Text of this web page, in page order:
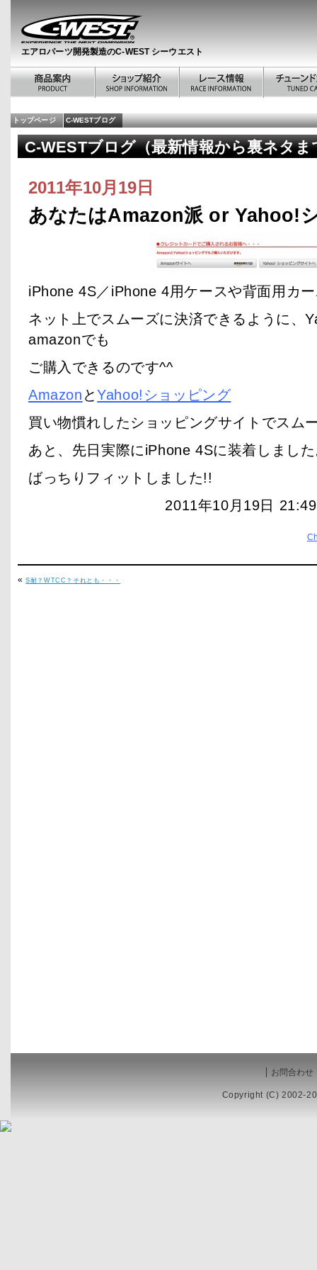
エアロパーツ開発製造のC-WEST シーウエスト
トップページ C-WESTブログ
C-WESTブログ（最新情報から裏ネタま
2011年10月19日
あなたはAmazon派 or Yahoo!
iPhone 4S／iPhone 4用ケースや背面用カ
ネット上でスムーズに決済できるように、
amazonでも
ご購入できるのです^^
Amazon とYahoo!ショッピング
買い物慣れしたショッピングサイトでスム
あと、先日実際にiPhone 4Sに装着しまし
ばっちりフィットしました!!
2011年10月19日
«S耐？WTCC？それとも・・・
お問合わせ
Copyright (C) 2002-